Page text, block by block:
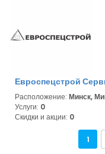
Евроспецстрой
Расположение: Минск,
Услуги: 0
Скидки и акции: 0
1